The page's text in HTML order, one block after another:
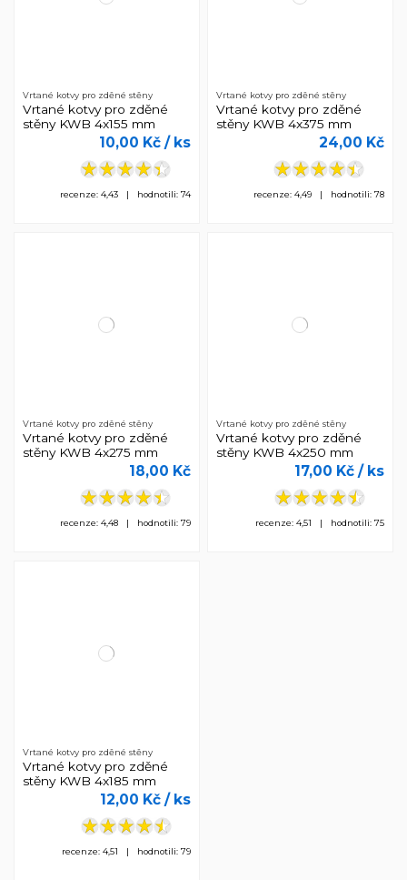
Vrtané kotvy pro zděné stěny
Vrtané kotvy pro zděné
stěny KWB 4x155 mm
10,00 Kč / ks
recenze: 4,43 | hodnotili: 74
Vrtané kotvy pro zděné stěny
Vrtané kotvy pro zděné
stěny KWB 4x375 mm
24,00 Kč
recenze: 4,49 | hodnotili: 78
Vrtané kotvy pro zděné stěny
Vrtané kotvy pro zděné
stěny KWB 4x275 mm
18,00 Kč
recenze: 4,48 | hodnotili: 79
Vrtané kotvy pro zděné stěny
Vrtané kotvy pro zděné
stěny KWB 4x250 mm
17,00 Kč / ks
recenze: 4,51 | hodnotili: 75
Vrtané kotvy pro zděné stěny
Vrtané kotvy pro zděné
stěny KWB 4x185 mm
12,00 Kč / ks
recenze: 4,51 | hodnotili: 79